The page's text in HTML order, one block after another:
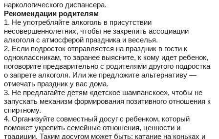
наркологического диспансера.
Рекомендации родителям
1. Не употребляйте алкоголь в присутствии
несовершеннолетних, чтобы не закрепить ассоциации
алкоголя с атмосферой праздника и веселья.
2. Если подросток отправляется на праздник в гости к
одноклассникам, то заранее выясните, к кому идет ребенок,
поговорите предварительно с родителями другого подростка
о запрете алкоголя. Или же предложите альтернативу —
отмечать праздник у вас дома.
3. Не предлагайте детям «детское шампанское», чтобы не
запускать механизм формирования позитивного отношения к
спиртному.
4. Организуйте совместный досуг с ребенком, который
поможет укрепить семейные отношения, ценности и
традиции. Таким досугом может быть: катание на коньках и